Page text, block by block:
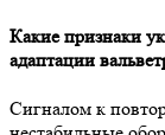
Какие признаки
адаптации
Сигналом к